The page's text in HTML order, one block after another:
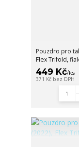
Pouzdro pro
Flex Trifold,
449 Kč/ks
371 Kč bez DPH